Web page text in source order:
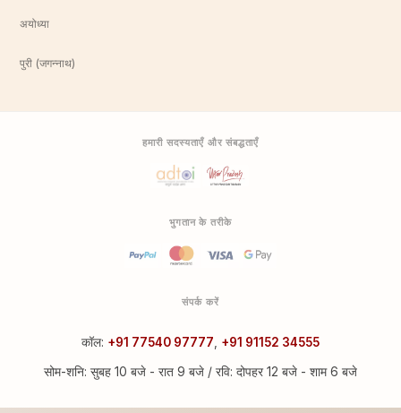
अयोध्या
पुरी (जगन्नाथ)
हमारी सदस्यताएँ और संबद्धताएँ
भुगतान के तरीके
संपर्क करें
कॉल: +91 77540 97777 +91 91152 34555
सोम-शनि: सुबह 10 बजे - रात 9 बजे / रवि: दोपहर 12 बजे - शाम 6 बजे